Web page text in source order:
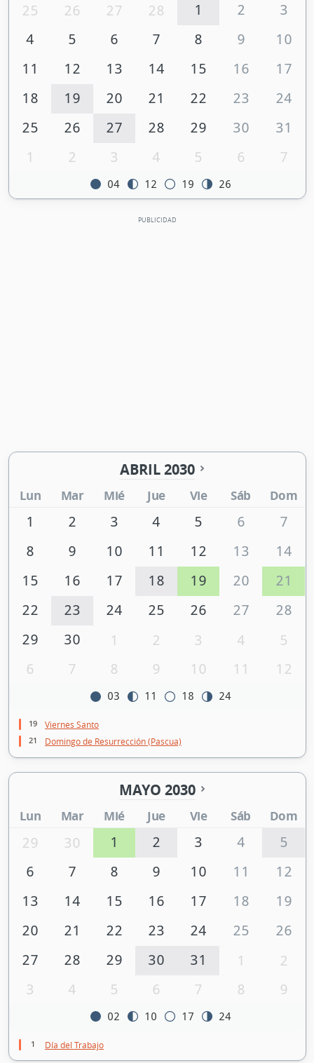
25 26 27 28 1 2
3
4
5 6 7 8 9
10
11
12 13 14 15 16
17
18
19 20 21 22 23
24
25
26 27 28 29 30
31
1
2 3 4 5 6 7
04 12 19 26
ABRIL 2030
Lun Mar Mié Jue Vie Sáb Dom
1 2 3 4 5 6
7
8
9 10 11 12 13
14
15
16 17 18 19 20
21
22
23 24 25 26 27
28
29
30 1 2 3 4
5
6
7 8 9 10 11 12
03 11 18 24
19 Viernes Santo
21 Domingo de Resurrección (Pascua)
MAYO 2030
Lun Mar Mié Jue Vie Sáb Dom
29 30 1 2 3 4
5
6
7 8 9 10 11
12
13
14 15 16 17 18
19
20
21 22 23 24 25
26
27
28 29 30 31 1
2
3
4 5 6 7 8 9
02 10 17 24
1 Día del Trabajo